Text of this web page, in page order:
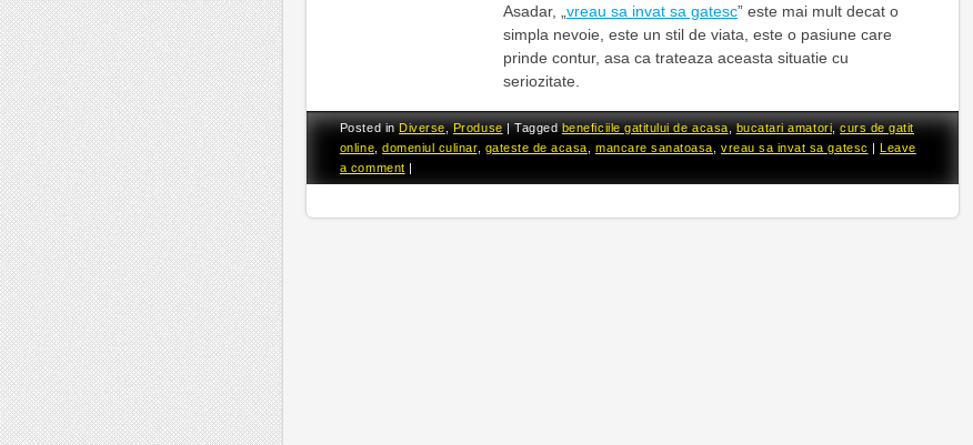
Asadar, „ vreau sa invat sa gatesc” este mai mult decat o
simpla nevoie, este un stil de viata, este o pasiune care
prinde contur, asa ca trateaza aceasta situatie cu
seriozitate.
Posted inDiverse,Produse |Taggedbeneficiile gatitului de acasa,bucatari amatori,curs de gatit
online ,domeniul culinar, gateste de acasa ,mancare sanatoasa ,vreau sa invat sa gatesc | Leave
a comment |